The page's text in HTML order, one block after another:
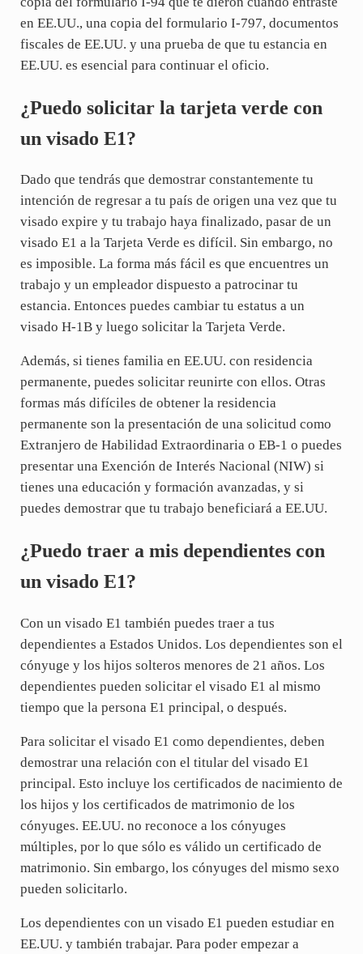
en EE.UU., una copia del formulario I-797, documentos
fiscales de EE.UU. y una prueba de que tu estancia en
EE.UU. es esencial para continuar el oficio.
¿Puedo solicitar la tarjeta verde con
un visado E1?
Dado que tendrás que demostrar constantemente tu
intención de regresar a tu país de origen una vez que tu
visado expire y tu trabajo haya finalizado, pasar de un
visado E1 a la Tarjeta Verde es difícil. Sin embargo, no
es imposible. La forma más fácil es que encuentres un
trabajo y un empleador dispuesto a patrocinar tu
estancia. Entonces puedes cambiar tu estatus a un
visado H-1B y luego solicitar la Tarjeta Verde.
Además, si tienes familia en EE.UU. con residencia
permanente, puedes solicitar reunirte con ellos. Otras
formas más difíciles de obtener la residencia
permanente son la presentación de una solicitud como
Extranjero de Habilidad Extraordinaria o EB-1 o puedes
presentar una Exención de Interés Nacional (NIW) si
tienes una educación y formación avanzadas, y si
puedes demostrar que tu trabajo beneficiará a EE.UU.
¿Puedo traer a mis dependientes con
un visado E1?
Con un visado E1 también puedes traer a tus
dependientes a Estados Unidos. Los dependientes son el
cónyuge y los hijos solteros menores de 21 años. Los
dependientes pueden solicitar el visado E1 al mismo
tiempo que la persona E1 principal, o después.
Para solicitar el visado E1 como dependientes, deben
demostrar una relación con el titular del visado E1
principal. Esto incluye los certificados de nacimiento de
los hijos y los certificados de matrimonio de los
cónyuges. EE.UU. no reconoce a los cónyuges
múltiples, por lo que sólo es válido un certificado de
matrimonio. Sin embargo, los cónyuges del mismo sexo
pueden solicitarlo.
Los dependientes con un visado E1 pueden estudiar en
EE.UU. y también trabajar. Para poder empezar a